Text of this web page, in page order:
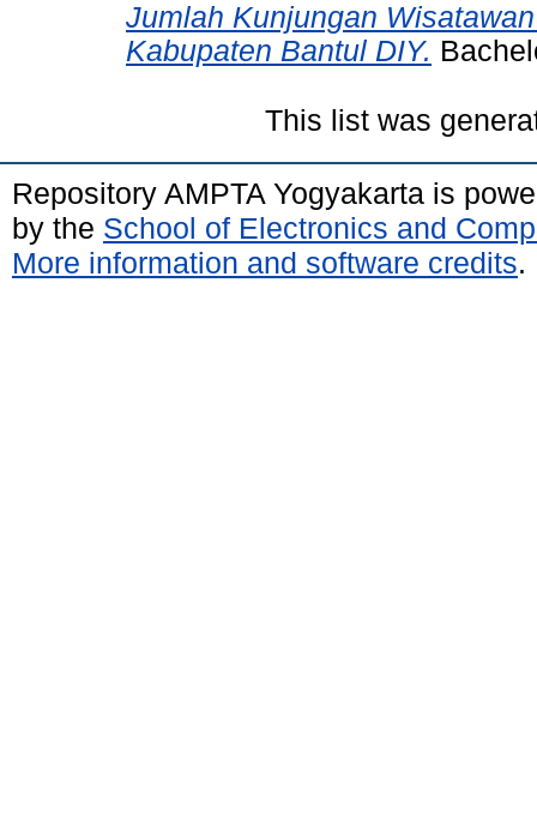
Jumlah Kunjungan
Kabupaten Bantul DIY.
This list was
Repository AMPTA Yogyakarta is
by the School of Electronics and
More information and software credits.